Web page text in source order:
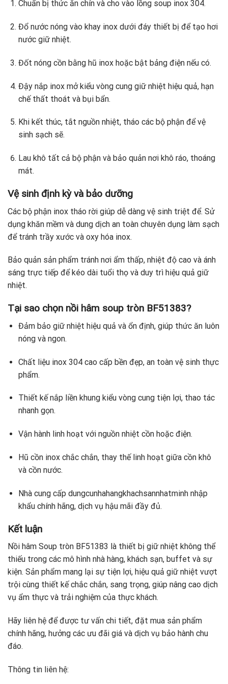
Chuẩn bị thức ăn chín và cho vào lồng soup inox 304.
Đổ nước nóng vào khay inox dưới đáy thiết bị để tạo hơi
nước giữ nhiệt.
Đốt nóng cồn bằng hũ inox hoặc bật bảng điện nếu có.
Đậy nắp inox mở kiểu vòng cung giữ nhiệt hiệu quả, hạn
chế thất thoát và bụi bẩn.
Khi kết thúc, tắt nguồn nhiệt, tháo các bộ phận để vệ
sinh sạch sẽ.
Lau khô tất cả bộ phận và bảo quản nơi khô ráo, thoáng
mát.
Vệ sinh định kỳ và bảo dưỡng
Các bộ phận inox tháo rời giúp dễ dàng vệ sinh triệt để. Sử
dụng khăn mềm và dung dịch an toàn chuyên dụng làm sạch
để tránh trầy xước và oxy hóa inox.
Bảo quản sản phẩm tránh nơi ẩm thấp, nhiệt độ cao và ánh
sáng trực tiếp để kéo dài tuổi thọ và duy trì hiệu quả giữ
nhiệt.
Tại sao chọn nồi hâm soup tròn BF51383?
Đảm bảo giữ nhiệt hiệu quả và ổn định, giúp thức ăn luôn
nóng và ngon.
Chất liệu inox 304 cao cấp bền đẹp, an toàn vệ sinh thực
phẩm.
Thiết kế nắp liền khung kiểu vòng cung tiện lợi, thao tác
nhanh gọn.
Vận hành linh hoạt với nguồn nhiệt cồn hoặc điện.
Hũ cồn inox chắc chắn, thay thế linh hoạt giữa cồn khô
và cồn nước.
Nhà cung cấp dungcunhahangkhachsannhatminh nhập
khẩu chính hãng, dịch vụ hậu mãi đầy đủ.
Kết luận
Nồi hâm Soup tròn BF51383 là thiết bị giữ nhiệt không thể
thiếu trong các mô hình nhà hàng, khách sạn, buffet và sự
kiện. Sản phẩm mang lại sự tiện lợi, hiệu quả giữ nhiệt vượt
trội cùng thiết kế chắc chắn, sang trọng, giúp nâng cao dịch
vụ ẩm thực và trải nghiệm của thực khách.
Hãy liên hệ để được tư vấn chi tiết, đặt mua sản phẩm
chính hãng, hưởng các ưu đãi giá và dịch vụ bảo hành chu
đáo.
Thông tin liên hệ: